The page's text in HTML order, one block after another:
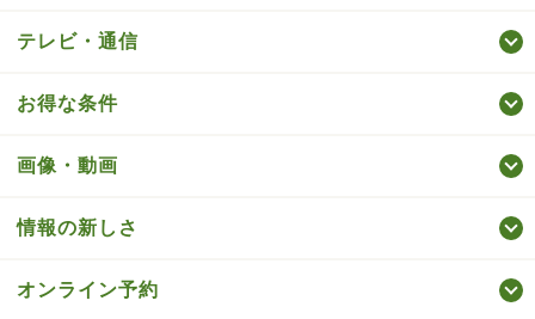
テレビ・通信
お得な条件
画像・動画
情報の新しさ
オンライン予約